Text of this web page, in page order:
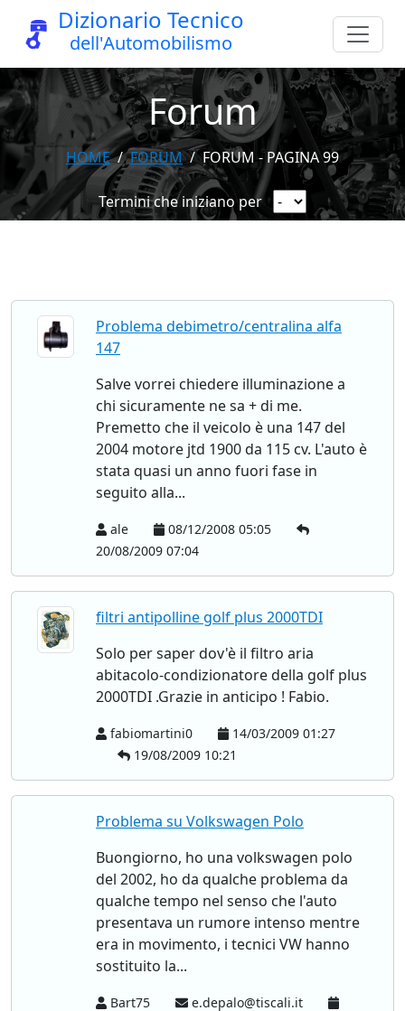
Dizionario Tecnico
dell'Automobilismo
Forum
HOME FORUM FORUM - PAGINA 99
Termini che iniziano per
Problema debimetro/centralina alfa
147
Salve vorrei chiedere illuminazione a
chi sicuramente ne sa + di me.
Premetto che il veicolo è una 147 del
2004 motore jtd 1900 da 115 cv. L'auto è
stata quasi un anno fuori fase in
seguito alla...
ale
08/12/2008 05:05
20/08/2009 07:04
filtri antipolline golf plus 2000TDI
Solo per saper dov'è il filtro aria
abitacolo-condizionatore della golf plus
2000TDI .Grazie in anticipo ! Fabio.
fabiomartini0
14/03/2009 01:27
19/08/2009 10:21
Problema su Volkswagen Polo
Buongiorno, ho una volkswagen polo
del 2002, ho da qualche problema da
qualche tempo nel senso che l'auto
presentava un rumore intenso mentre
era in movimento, i tecnici VW hanno
sostituito la...
Bart75
e.depalo@tiscali.it